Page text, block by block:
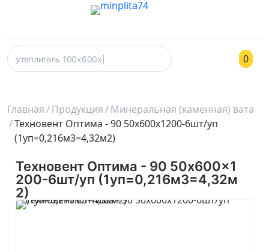
0
Главная Продукция
Минеральная (каменная) вата
Техновент Оптима - 90 50x600x1200-6шт/уп
(1уп=0,216м3=4,32м2)
Техновент Оптима - 90 50x600x1
200-6шт/уп (1уп=0,216м3=4,32м
2)